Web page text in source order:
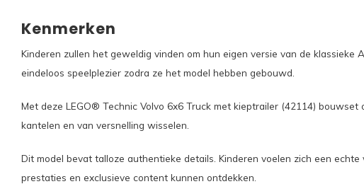
Kenmerken
Kinderen zullen het geweldig vinden om hun eigen versie van de
eindeloos speelplezier zodra ze het model hebben gebouwd.
Met deze LEGO® Technic Volvo 6x6 Truck met kieptrailer (42114)
kantelen en van versnelling wisselen.
Dit model bevat talloze authentieke details. Kinderen voelen zich een
prestaties en exclusieve content kunnen ontdekken.